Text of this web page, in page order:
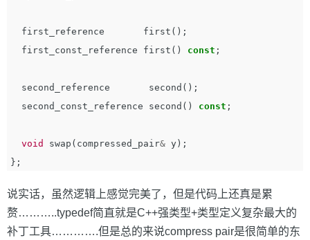
first_reference first ();
first_const_reference
first () const ;
second_reference second ();
second_const_reference
second () const ;
void swap ( compressed_pair& y );
};
说实话，虽然逻辑上感觉完美了，但是代码上还真是累
赘………..typedef简直就是C++强类型+类型定义复杂最大的
补丁工具………….但是总的来说compress pair是很简单的东